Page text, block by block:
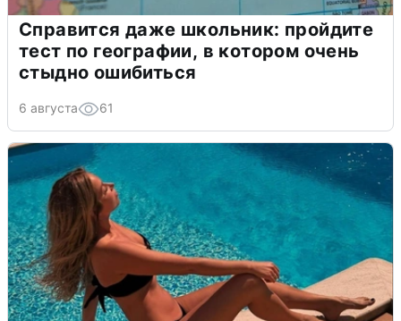
Справится даже школьник: пройдите
тест по географии, в котором очень
стыдно ошибиться
6 августа 61